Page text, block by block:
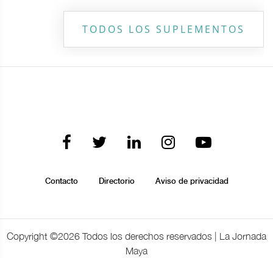
TODOS LOS SUPLEMENTOS
Contacto Directorio Aviso de privacidad
Copyright ©2026 Todos los derechos reservados | La Jornada
Maya